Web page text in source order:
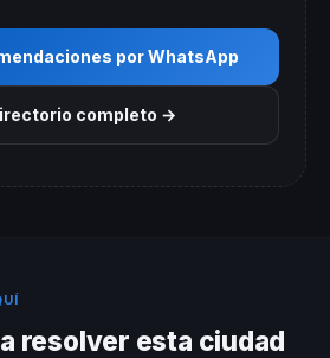
por WhatsApp
completo →
resolver esta ciudad